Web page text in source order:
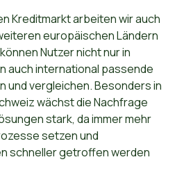
Kreditmarkt arbeiten wir auch
europäischen Ländern
Nutzer nicht nur in
auch international passende
und vergleichen. Besonders in
wächst die Nachfrage
stark, da immer mehr
setzen und
schneller getroffen werden